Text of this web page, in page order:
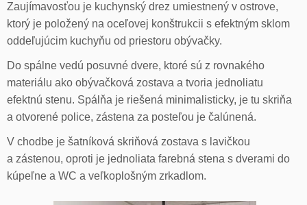
Zaujímavosťou je kuchynský drez umiestnený v ostrove,
ktorý je položený na oceľovej konštrukcii s efektným sklom
oddeľujúcim kuchyňu od priestoru obývačky.
Do spálne vedú posuvné dvere, ktoré sú z rovnakého
materiálu ako obývačková zostava a tvoria jednoliatu
efektnú stenu. Spálňa je riešená minimalisticky, je tu skriňa
a otvorené police, zástena za posteľou je čalúnená.
V chodbe je šatníková skriňová zostava s lavičkou
a zástenou, oproti je jednoliata farebná stena s dverami do
kúpeľne a WC a veľkoplošným zrkadlom.